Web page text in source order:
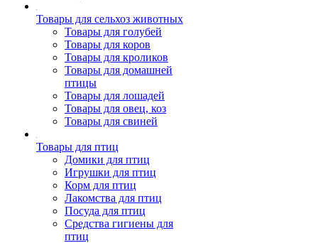
Товары для сельхоз животных
Товары для голубей
Товары для коров
Товары для кроликов
Товары для домашней
птицы
Товары для лошадей
Товары для овец, коз
Товары для свиней
Товары для птиц
Домики для птиц
Игрушки для птиц
Корм для птиц
Лакомства для птиц
Посуда для птиц
Средства гигиены для
птиц